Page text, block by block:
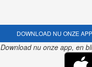
DOWNLOAD NU ONZE
Download nu onze app, en